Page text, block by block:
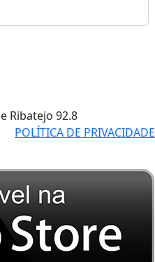
Ribatejo 92.8
POLÍTICA DE PRIVACIDADE